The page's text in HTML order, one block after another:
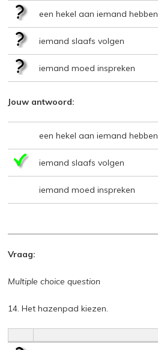
een hekel aan iemand hebben
iemand slaafs volgen
iemand moed inspreken
Jouw antwoord:
een hekel aan iemand hebben
iemand slaafs volgen
iemand moed inspreken
Vraag:
Multiple choice question
14. Het hazenpad kiezen.